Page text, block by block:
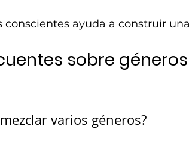
conscientes ayuda a construir
sobre
varios géneros?